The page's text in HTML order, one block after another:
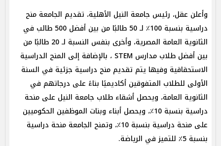
وأعلن عقل، رئيس جامعة النيل الأهلية، تقديم الجامعة منح
دراسية بنسبة 100٪ لـ 50 طالبًا من بين أفضل 500 طالب في
الثانوية العامة المصرية، وأخرى بنفس النسبة لـ 20 طالبًا من
بين أفضل طلاب مدارس STEM ، بالإضافة إلى المنح الدراسية
الاستحقاقية وفيها يتم تقديم منح دراسية جزئية في السنة
الأولى للطلاب المتفوقين أكاديميًا بناءً على درجاتهم في
الثانوية العامة، ويحصل أشقاء طلاب جامعة النيل على منحة
دراسية بنسبة 10٪، ويحصل أبناء وبنات الموظفين الحكوميين
على منحة دراسية بنسبة 10٪، وتمنح الجامعة منحة دراسية
بنسبة 5٪ للتميز في الرياضة.